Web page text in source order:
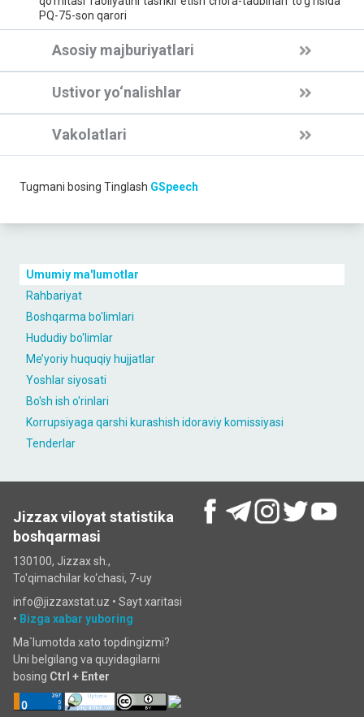
Umumiy ma'lumotlar
Rahbariyat
Boshqarma bo'limlari
Hududiy bo'limlar
Me’yoriy huquqiy hujjatlar
Yoshlar siyosati
Bo'sh ish o'rinlari
Korrupsiyaga qarshi kurashish idoraviy komissiyasi
Tenderlar
PQ-75-son qarori
Asosiy majburiyatlari
Ustivor yo‘nalishlar
Vakolatlari
Tugmani bosing Tinglash GSpeech
Jizzax viloyat statistika
boshqarmasi
130100, Jizzax sh.,
To'qimachilar ko‘chаsi, 7-uy
info@jizzaxstat.uz • Sayt xaritasi
• Bizga xabar yuboring
Ma`lumotda xato topdingizmi?
Uni belgilang va quyidagilarni
bosing Ctrl + Enter